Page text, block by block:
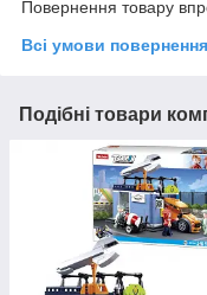
Повернення товару
Всі умови повернення
Подібні товари